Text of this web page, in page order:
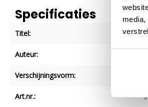
Specificaties
Titel:
Auteur:
Verschijningsvorm:
Art.nr.: